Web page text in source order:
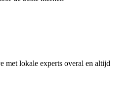
met lokale experts overal en altijd